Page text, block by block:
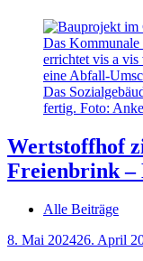
Wertstoffhof
Freienbrink –
Alle Beiträge
8. Mai 202426. April